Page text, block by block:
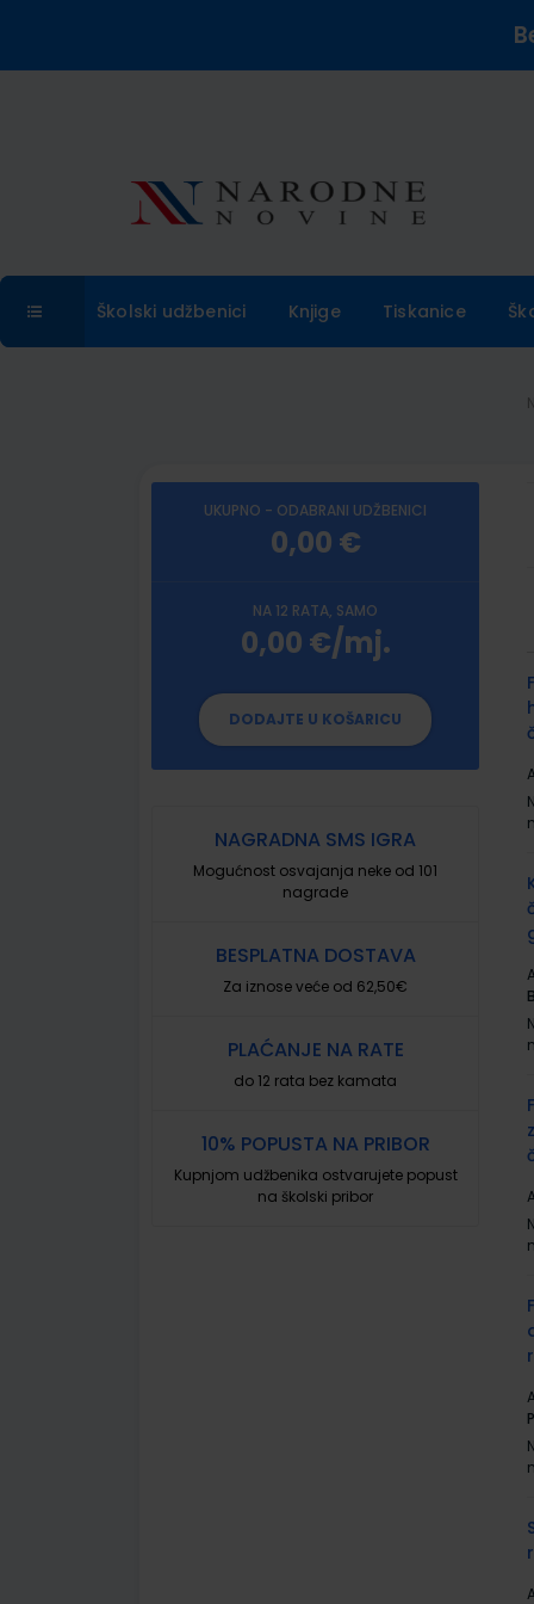
Školski udžbenici Knjige Tiskanice
UKUPNO - ODABRANI UDŽBENICI
0,00 €
NA 12 RATA, SAMO
0,00 €/mj.
DODAJTE U KOŠARICU
NAGRADNA SMS IGRA
Mogućnost osvajanja neke od 101
nagrade
BESPLATNA DOSTAVA
Za iznose veće od 62,50€
PLAĆANJE NA RATE
do 12 rata bez kamata
10% POPUSTA NA PRIBOR
Kupnjom udžbenika ostvarujete popust
na školski pribor